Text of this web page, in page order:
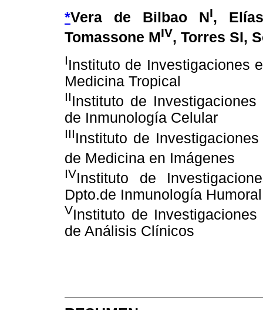
*Vera de Bilbao NI,
Tomassone MIV, Torres SI,
IInstituto de Investigaciones
Medicina Tropical
IIInstituto de
de Inmunología Celular
IIIInstituto de
de Medicina en Imágenes
IVInstituto de
Dpto.de Inmunología Humoral
VInstituto de
de Análisis Clínicos